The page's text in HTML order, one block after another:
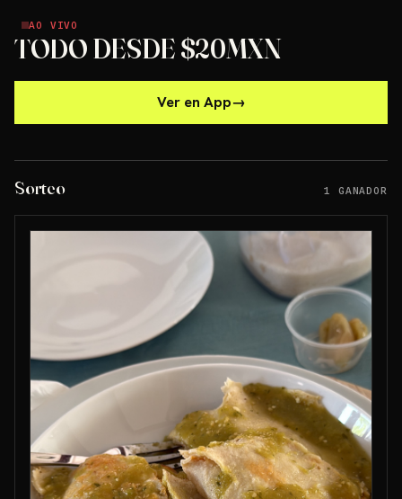
AO VIVO
AO VIVO
TODO DESDE $20MXN
Ver en App→
Sorteo 1 GANADOR